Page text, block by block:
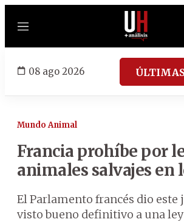
Menú
08 ago 2026
Mundo Animal
Francia prohíbe por
animales salvajes en
El Parlamento francés dio este
visto bueno definitivo a una